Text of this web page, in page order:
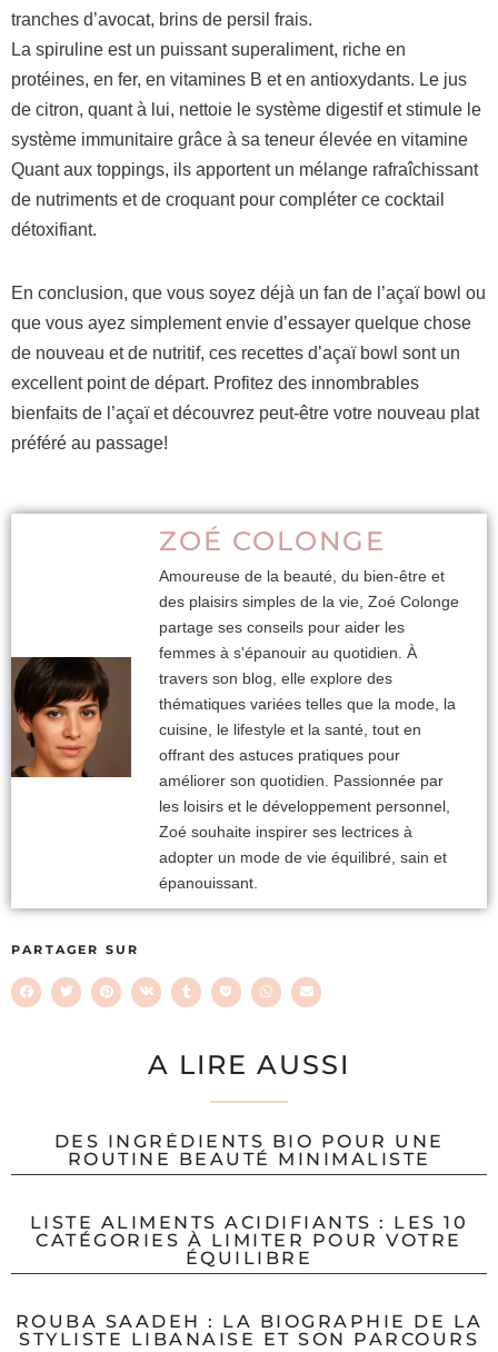
tranches d’avocat, brins de persil frais.
La spiruline est un puissant superaliment, riche en
protéines, en fer, en vitamines B et en antioxydants. Le jus
de citron, quant à lui, nettoie le système digestif et stimule le
système immunitaire grâce à sa teneur élevée en vitamine
Quant aux toppings, ils apportent un mélange rafraîchissant
de nutriments et de croquant pour compléter ce cocktail
détoxifiant.
En conclusion, que vous soyez déjà un fan de l’açaï bowl ou
que vous ayez simplement envie d’essayer quelque chose
de nouveau et de nutritif, ces recettes d’açaï bowl sont un
excellent point de départ. Profitez des innombrables
bienfaits de l’açaï et découvrez peut-être votre nouveau plat
préféré au passage!
ZOÉ COLONGE
Amoureuse de la beauté, du bien-être et
des plaisirs simples de la vie, Zoé Colonge
partage ses conseils pour aider les
femmes à s'épanouir au quotidien. À
travers son blog, elle explore des
thématiques variées telles que la mode, la
cuisine, le lifestyle et la santé, tout en
offrant des astuces pratiques pour
améliorer son quotidien. Passionnée par
les loisirs et le développement personnel,
Zoé souhaite inspirer ses lectrices à
adopter un mode de vie équilibré, sain et
épanouissant.
PARTAGER SUR
A LIRE AUSSI
DES INGRÉDIENTS BIO POUR UNE
ROUTINE BEAUTÉ MINIMALISTE
LISTE ALIMENTS ACIDIFIANTS : LES 10
CATÉGORIES À LIMITER POUR VOTRE
ÉQUILIBRE
ROUBA SAADEH : LA BIOGRAPHIE DE LA
STYLISTE LIBANAISE ET SON PARCOURS